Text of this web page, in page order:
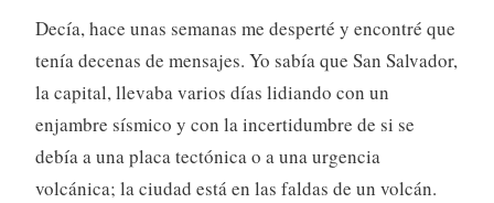
Decía, hace unas semanas me desperté y encontré que
tenía decenas de mensajes. Yo sabía que San Salvador,
la capital, llevaba varios días lidiando con un
enjambre sísmico y con la incertidumbre de si se
debía a una placa tectónica o a una urgencia
volcánica; la ciudad está en las faldas de un volcán.